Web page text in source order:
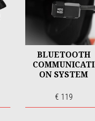
BLUETOOTH
COMMUNICATI
ON SYSTEM
€ 119